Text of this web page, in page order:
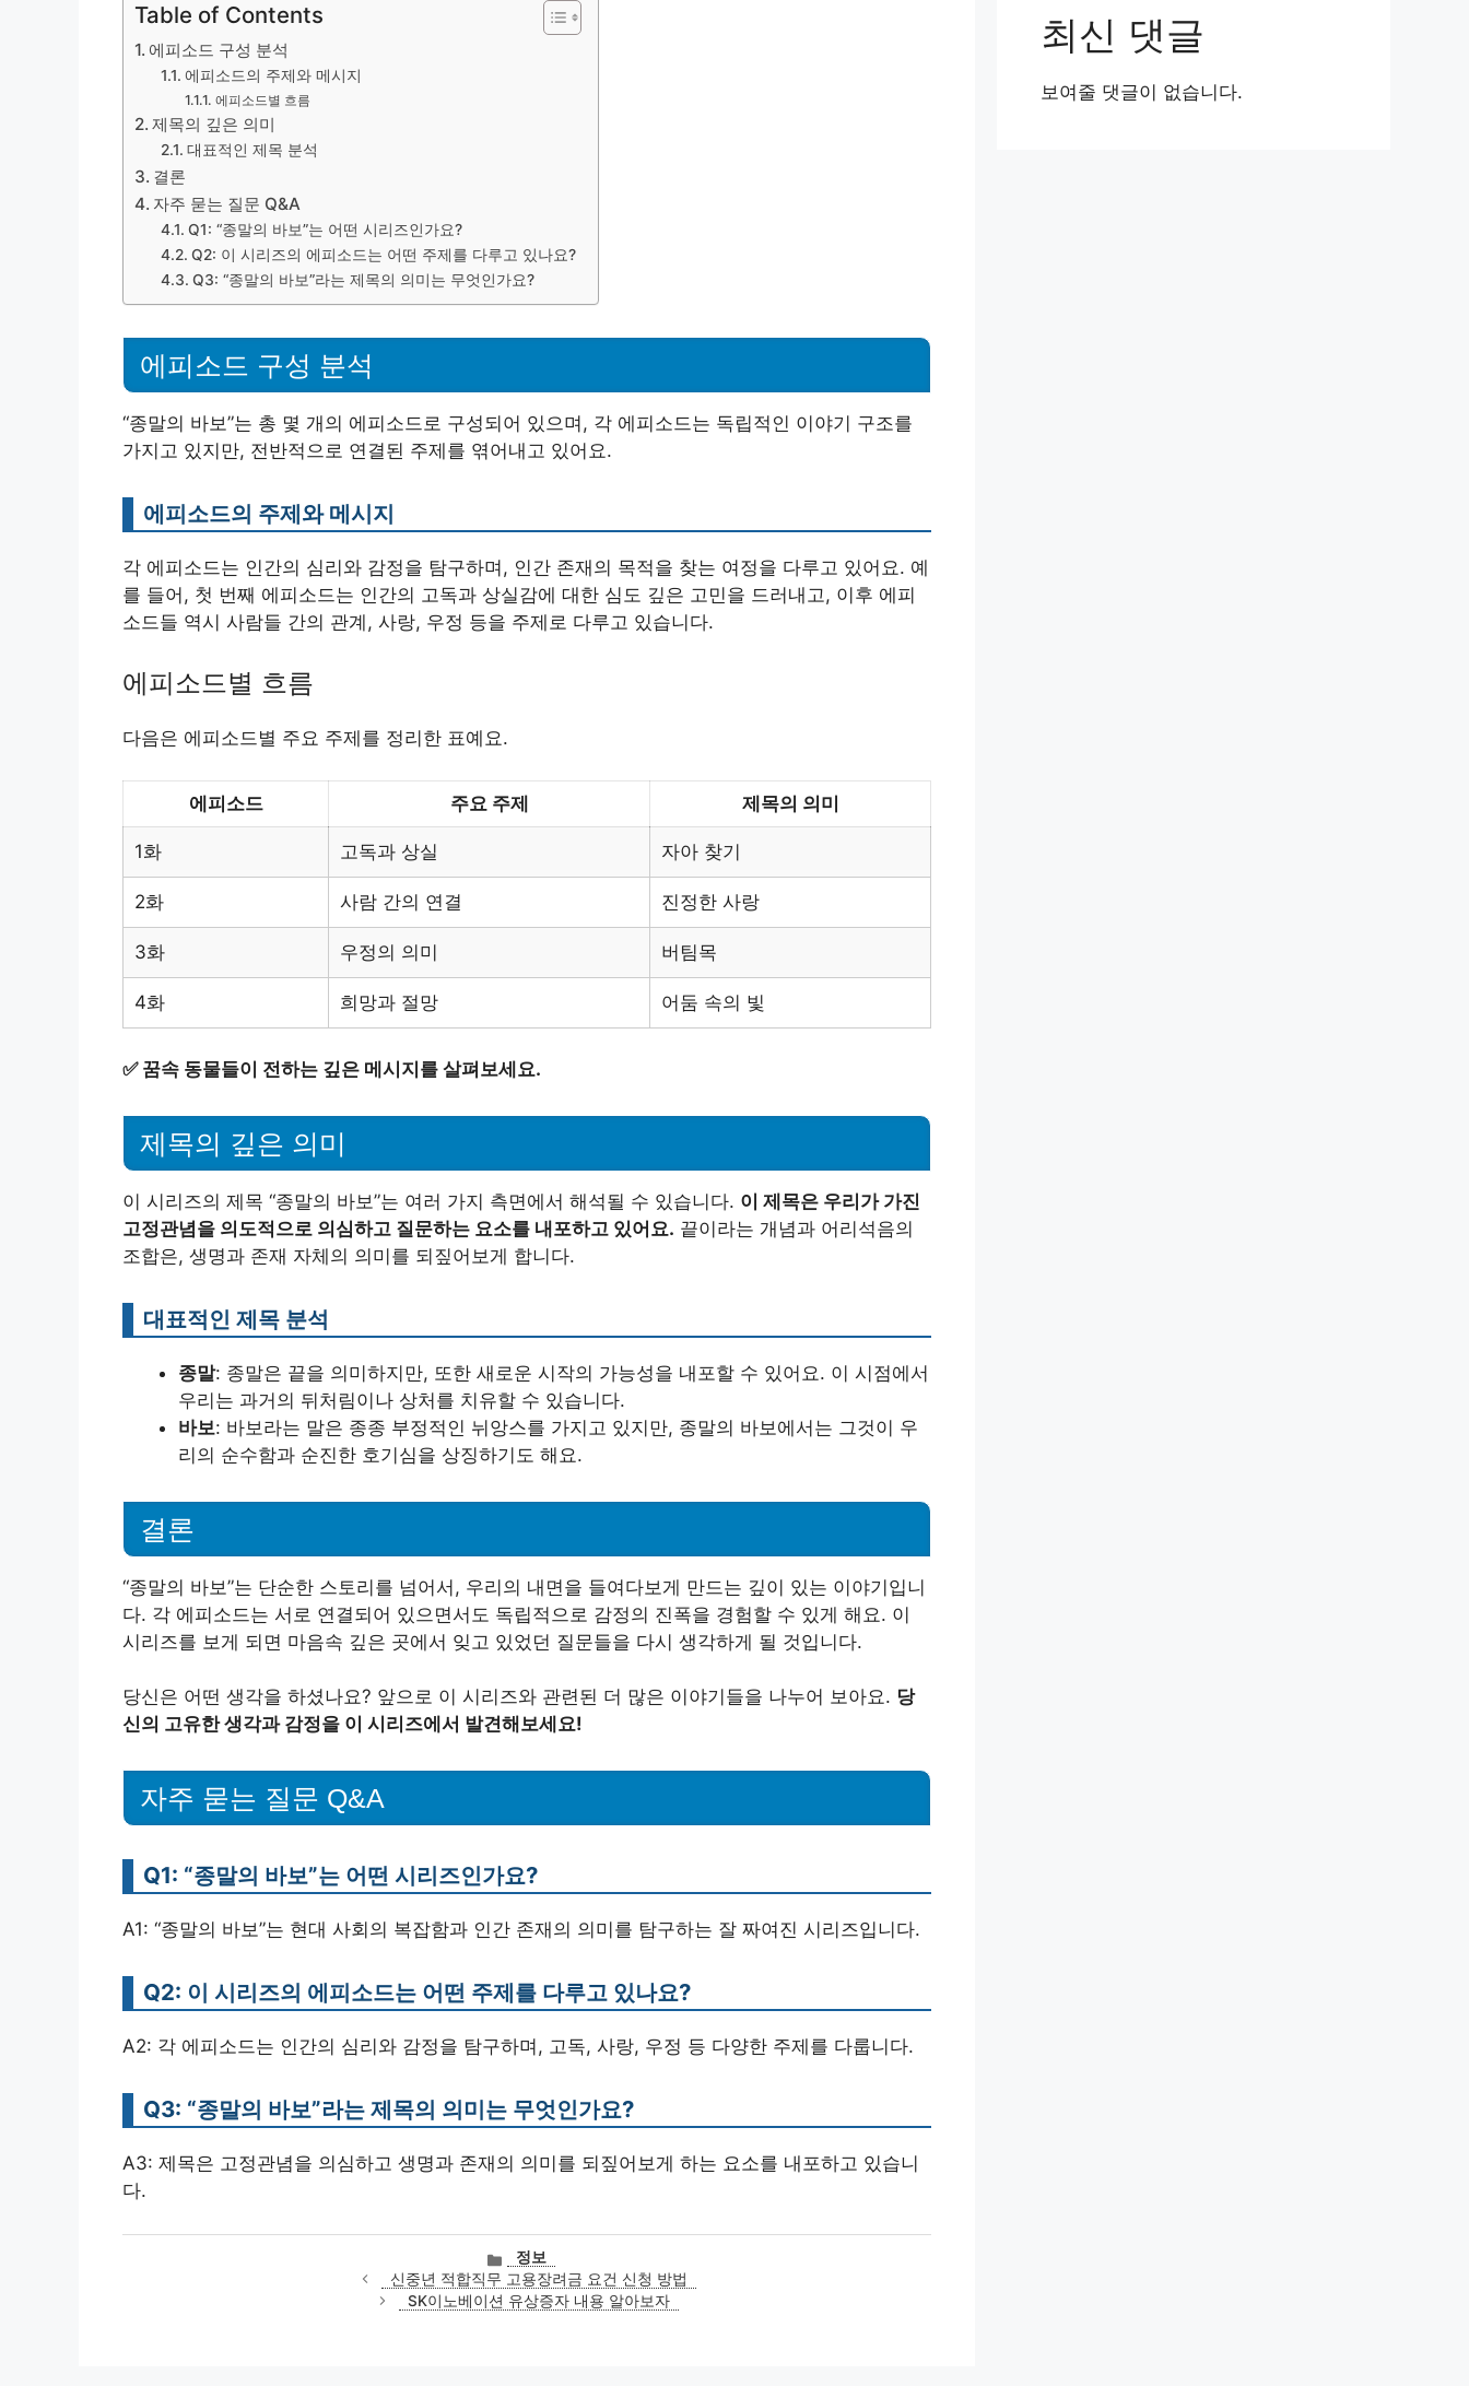
Table of Contents
에피소드 구성 분석
에피소드의 주제와 메시지
에피소드별 흐름
제목의 깊은 의미
대표적인 제목 분석
결론
자주 묻는 질문 Q&A
Q1: “종말의 바보”는 어떤 시리즈인가요?
Q2: 이 시리즈의 에피소드는 어떤 주제를 다루고 있나요?
Q3: “종말의 바보”라는 제목의 의미는 무엇인가요?
에피소드 구성 분석
“종말의 바보”는 총 몇 개의 에피소드로 구성되어 있으며, 각 에피소드는 독립적인 이야기 구조를
가지고 있지만, 전반적으로 연결된 주제를 엮어내고 있어요.
에피소드의 주제와 메시지
각 에피소드는 인간의 심리와 감정을 탐구하며, 인간 존재의 목적을 찾는 여정을 다루고 있어요. 예
를 들어, 첫 번째 에피소드는 인간의 고독과 상실감에 대한 심도 깊은 고민을 드러내고, 이후 에피
소드들 역시 사람들 간의 관계, 사랑, 우정 등을 주제로 다루고 있습니다.
에피소드별 흐름
다음은 에피소드별 주요 주제를 정리한 표예요.
에피소드 주요 주제 제목의 의미
1화 고독과 상실 자아 찾기
2화 사람 간의 연결 진정한 사랑
3화 우정의 의미 버팀목
4화 희망과 절망 어둠 속의 빛
✅ 꿈속 동물들이 전하는 깊은 메시지를 살펴보세요.
제목의 깊은 의미
이 시리즈의 제목 “종말의 바보”는 여러 가지 측면에서 해석될 수 있습니다. 이 제목은 우리가 가진
고정관념을 의도적으로 의심하고 질문하는 요소를 내포하고 있어요. 끝이라는 개념과 어리석음의
조합은, 생명과 존재 자체의 의미를 되짚어보게 합니다.
대표적인 제목 분석
종말: 종말은 끝을 의미하지만, 또한 새로운 시작의 가능성을 내포할 수 있어요. 이 시점에서
우리는 과거의 뒤처림이나 상처를 치유할 수 있습니다.
바보: 바보라는 말은 종종 부정적인 뉘앙스를 가지고 있지만, 종말의 바보에서는 그것이 우
리의 순수함과 순진한 호기심을 상징하기도 해요.
결론
“종말의 바보”는 단순한 스토리를 넘어서, 우리의 내면을 들여다보게 만드는 깊이 있는 이야기입니
다. 각 에피소드는 서로 연결되어 있으면서도 독립적으로 감정의 진폭을 경험할 수 있게 해요. 이
시리즈를 보게 되면 마음속 깊은 곳에서 잊고 있었던 질문들을 다시 생각하게 될 것입니다.
당신은 어떤 생각을 하셨나요? 앞으로 이 시리즈와 관련된 더 많은 이야기들을 나누어 보아요. 당
신의 고유한 생각과 감정을 이 시리즈에서 발견해보세요!
자주 묻는 질문 Q&A
Q1: “종말의 바보”는 어떤 시리즈인가요?
A1: “종말의 바보”는 현대 사회의 복잡함과 인간 존재의 의미를 탐구하는 잘 짜여진 시리즈입니다.
Q2: 이 시리즈의 에피소드는 어떤 주제를 다루고 있나요?
A2: 각 에피소드는 인간의 심리와 감정을 탐구하며, 고독, 사랑, 우정 등 다양한 주제를 다룹니다.
Q3: “종말의 바보”라는 제목의 의미는 무엇인가요?
A3: 제목은 고정관념을 의심하고 생명과 존재의 의미를 되짚어보게 하는 요소를 내포하고 있습니
다.
카
테
고
정보
신중년 적합직무 고용장려금 요건 신청 방법
SK이노베이션 유상증자 내용 알아보자
최신 댓글
보여줄 댓글이 없습니다.